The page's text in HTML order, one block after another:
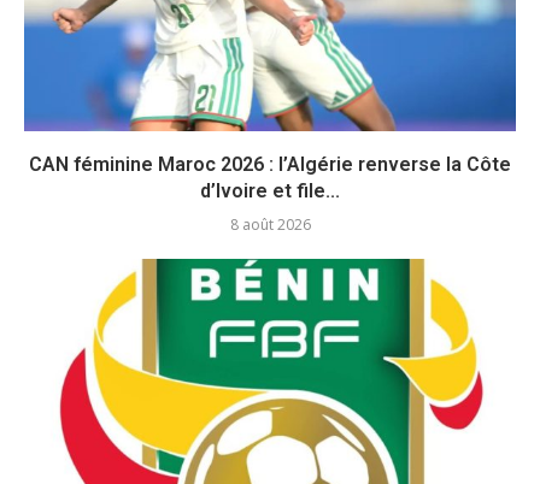
CAN féminine Maroc 2026 : l’Algérie renverse la Côte
d’Ivoire et file...
8 août 2026